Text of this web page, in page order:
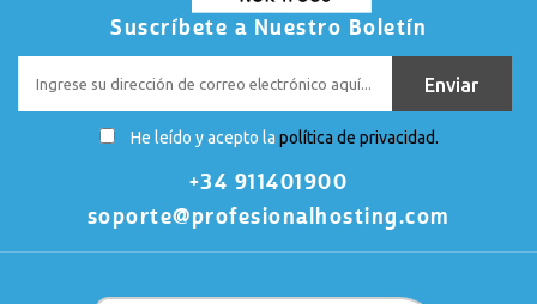
Suscríbete a Nuestro Boletín
He leído y acepto la política de privacidad.
+34 911401900
soporte@profesionalhosting.com